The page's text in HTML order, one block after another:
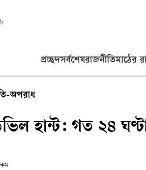
প্রচ্ছদসর্বশেষরাজনীতিমাঠের
অপরাধ
হান্ট: গত ২৪